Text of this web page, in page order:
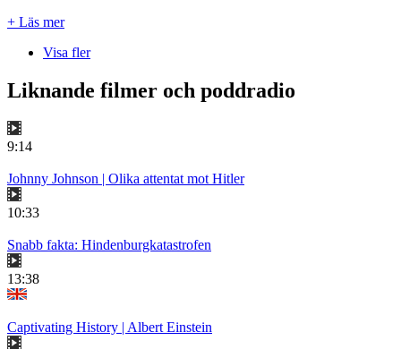
+ Läs mer
Visa fler
Liknande filmer och poddradio
9:14
Johnny Johnson | Olika attentat mot Hitler
10:33
Snabb fakta: Hindenburgkatastrofen
13:38
Captivating History | Albert Einstein